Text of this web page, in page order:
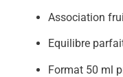
Association
Equilibre
Format 50 ml